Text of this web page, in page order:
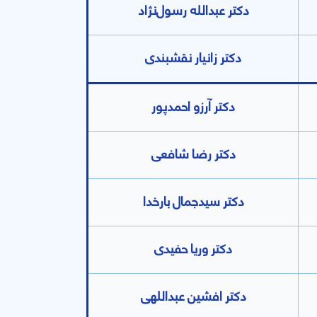
دکتر عبدالله رسول‌نژاد
دکتر زانیار نقشبندی
دکتر آرزو احمدپور
دکتر رضا شافعی
دکتر سید‌جمال بارخدا
دکتر وریا حفیدی
دکتر افشین عبداللهی